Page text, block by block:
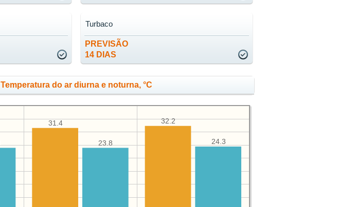
PREVISÃO
14 DIAS
Turbaco
Temperatura do ar diurna e noturna, °C
32.2
31.4
24.3
23.8